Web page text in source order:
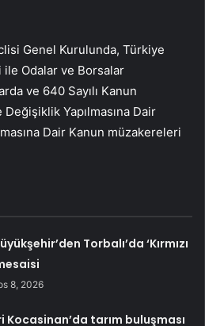
Genel Kurulunda, Türkiye
Odalar ve Borsalar
ve 640 Sayılı Kanun
Yapılmasına Dair
Dair Kanun müzakereleri
Torbalı’da ‘Kırmızı
8, 2026
Kocasinan’da tarım buluşması